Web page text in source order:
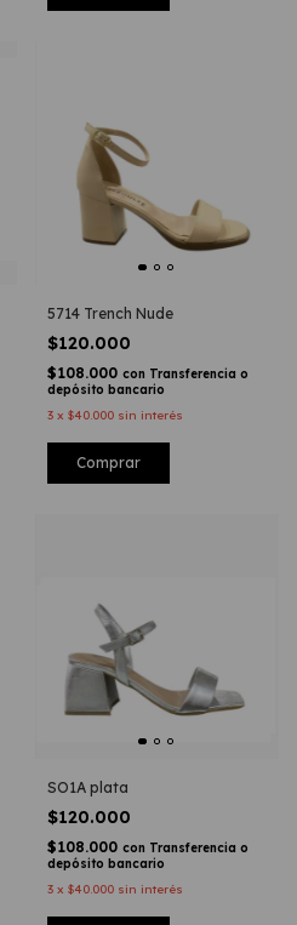
5714 Trench Nude
$120.000
$108.000 con Transferencia o
depósito bancario
3 x $40.000 sin interés
Comprar
SO1A plata
$120.000
$108.000 con Transferencia o
depósito bancario
3 x $40.000 sin interés